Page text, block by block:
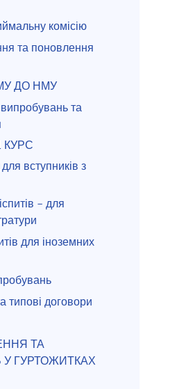
комісію
та поновлення
ДО НМУ
та
КУРС
вступників з
– для
для іноземних
типові договори
ТА
У ГУРТОЖИТКАХ